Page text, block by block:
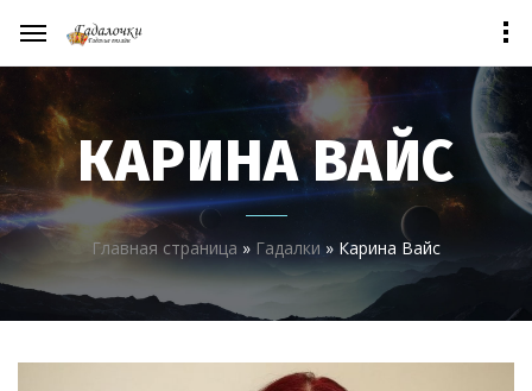
КАРИНА ВАЙС
Главная страница » Гадалки» Карина Вайс